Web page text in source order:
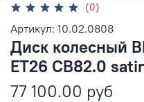
(0)
Артикул: 10.02.0808
Диск колесный
ET26 CB82.0
77 100.00 руб